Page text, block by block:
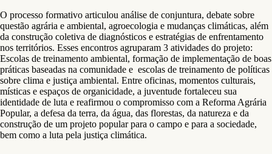
O processo formativo articulou análise de conjuntura, debate sobre
questão agrária e ambiental, agroecologia e mudanças climáticas, além
da construção coletiva de diagnósticos e estratégias de enfrentamento
nos territórios. Esses encontros agruparam 3 atividades do projeto:
Escolas de treinamento ambiental, formação de implementação de boas
práticas baseadas na comunidade e escolas de treinamento de políticas
sobre clima e justiça ambiental. Entre oficinas, momentos culturais,
místicas e espaços de organicidade, a juventude fortaleceu sua
identidade de luta e reafirmou o compromisso com a Reforma Agrária
Popular, a defesa da terra, da água, das florestas, da natureza e da
construção de um projeto popular para o campo e para a sociedade,
bem como a luta pela justiça climática.